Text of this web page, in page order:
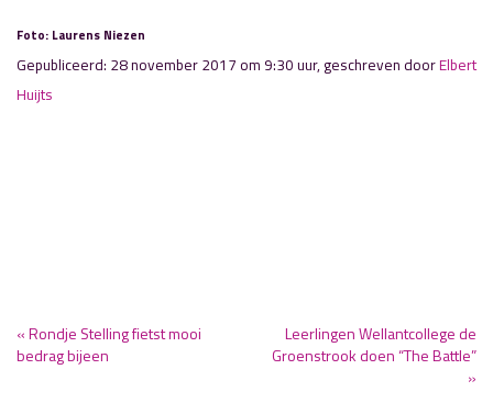
Foto: Laurens Niezen
Gepubliceerd: 28 november 2017 om 9:30 uur, geschreven doorElbert
Huijts
« Rondje Stelling fietst mooi
bedrag bijeen
Leerlingen Wellantcollege de
Groenstrook doen “The Battle”
»